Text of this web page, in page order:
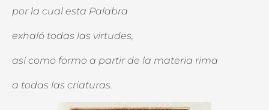
por la cual esta Palabra
exhaló todas las virtudes,
así como formo a partir de la materia rima
a todas las criaturas.